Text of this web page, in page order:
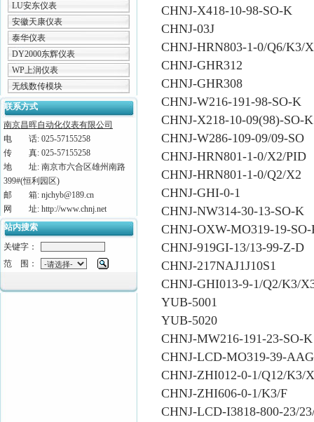
LU安东仪表
安徽天康仪表
泰华仪表
DY2000东辉仪表
WP上润仪表
无线数传模块
联系方式
南京昌晖自动化仪表有限公司
电 话: 025-57155258
传 真: 025-57155258
地 址: 南京市六合区雄州南路
399#(恒利园区)
邮 箱: njchyb@189.cn
网 址: http://www.chnj.net
站内搜索
关键字：
范 围：
CHNJ-X418-10-98-SO-K
CHNJ-03J
CHNJ-HRN803-1-0/Q6/K3/
CHNJ-GHR312
CHNJ-GHR308
CHNJ-W216-191-98-SO-K
CHNJ-X218-10-09(98)-SO-K
CHNJ-W286-109-09/09-SO
CHNJ-HRN801-1-0/X2/PID
CHNJ-HRN801-1-0/Q2/X2
CHNJ-GHI-0-1
CHNJ-NW314-30-13-SO-K
CHNJ-OXW-MO319-19-
CHNJ-919GI-13/13-99-Z-D
CHNJ-217NAJ1J10S1
CHNJ-GHI013-9-1/Q2/K3/
YUB-5001
YUB-5020
CHNJ-MW216-191-23-SO-K
CHNJ-LCD-MO319-39-
CHNJ-ZHI012-0-1/Q12/K3/
CHNJ-ZHI606-0-1/K3/F
CHNJ-LCD-I3818-800-23/